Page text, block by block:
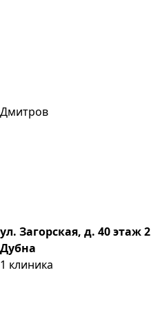
Дмитров
ул. Загорская, д. 40 этаж 2
Дубна
1 клиника